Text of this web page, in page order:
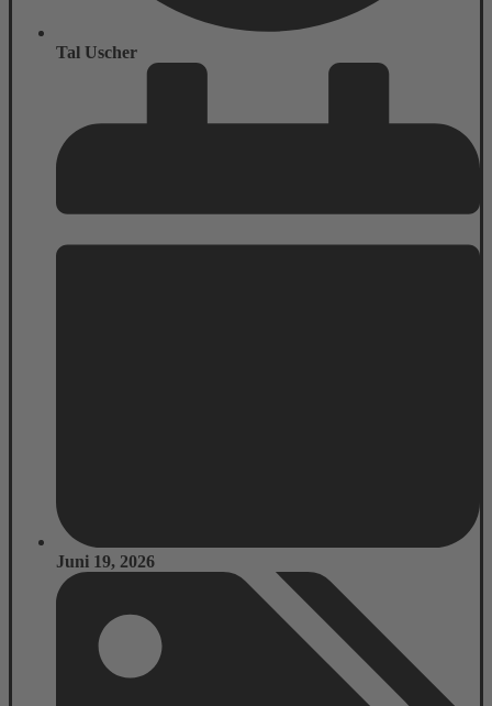
Tal Uscher
Juni 19, 2026